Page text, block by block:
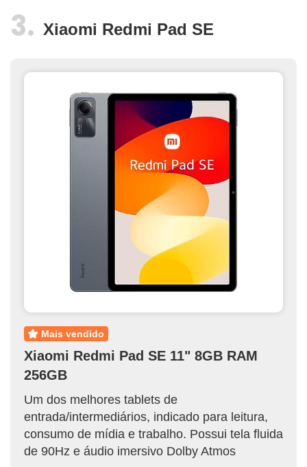
Xiaomi Redmi Pad SE
mais vendido
Xiaomi Redmi Pad SE 11" 8GB RAM
256GB
Um dos melhores tablets de
entrada/intermediários, indicado para leitura,
consumo de mídia e trabalho. Possui tela fluida
de 90Hz e áudio imersivo Dolby Atmos